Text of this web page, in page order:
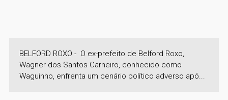
BELFORD ROXO - O ex-prefeito de Belford Roxo,
Wagner dos Santos Carneiro, conhecido como
Waguinho, enfrenta um cenário político adverso apó...